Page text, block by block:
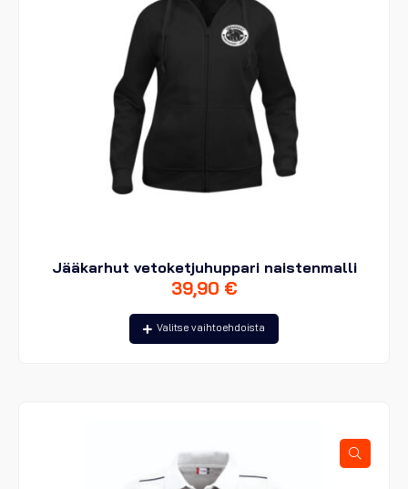
Jääkarhut vetoketjuhuppari naistenmalli
39,90 €
Valitse vaihtoehdoista
Tällä
tuotteella